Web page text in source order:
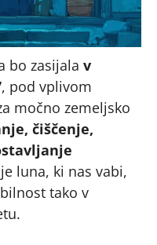
bo zasijala v
, pod vplivom
močno zemeljsko
čiščenje,
luna, ki nas vabi,
tako v